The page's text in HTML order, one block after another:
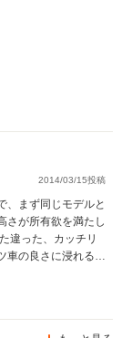
2014/03/15投稿
、まず同じモデルと
さが所有欲を満たし
違った、カッチリ
車の良さに浸れる車